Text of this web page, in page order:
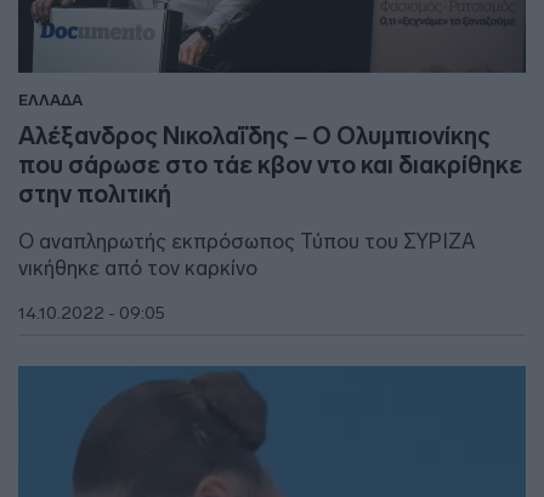
ΕΛΛΑΔΑ
Αλέξανδρος Νικολαΐδης – Ο Ολυμπιονίκης
που σάρωσε στο τάε κβον ντο και διακρίθηκε
στην πολιτική
Ο αναπληρωτής εκπρόσωπος Τύπου του ΣΥΡΙΖΑ
νικήθηκε από τον καρκίνο
14.10.2022 - 09:05